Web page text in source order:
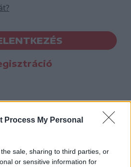
Process My Personal
sale, sharing to third parties, or
or sensitive information for